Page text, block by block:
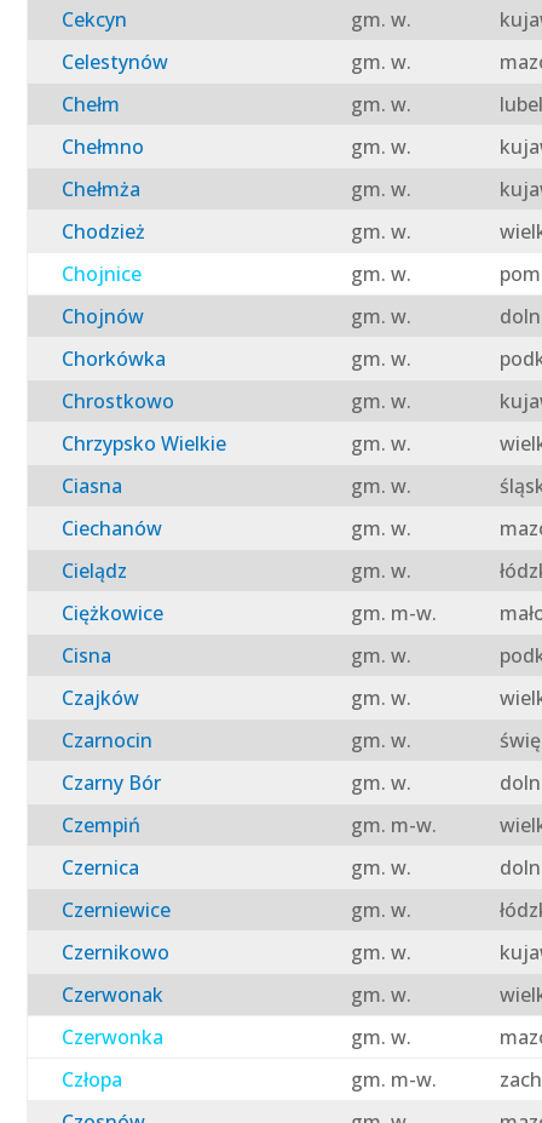
Cekcyn
gm. w.
Celestynów
gm. w.
Chełm
gm. w.
Chełmno
gm. w.
Chełmża
gm. w.
Chodzież
gm. w.
Chojnice
gm. w.
Chojnów
gm. w.
Chorkówka
gm. w.
Chrostkowo
gm. w.
Chrzypsko Wielkie
gm. w.
Ciasna
gm. w.
Ciechanów
gm. w.
Cielądz
gm. w.
Ciężkowice
gm. m-w.
Cisna
gm. w.
Czajków
gm. w.
Czarnocin
gm. w.
Czarny Bór
gm. w.
Czempiń
gm. m-w.
Czernica
gm. w.
Czerniewice
gm. w.
Czernikowo
gm. w.
Czerwonak
gm. w.
Czerwonka
gm. w.
Człopa
gm. m-w.